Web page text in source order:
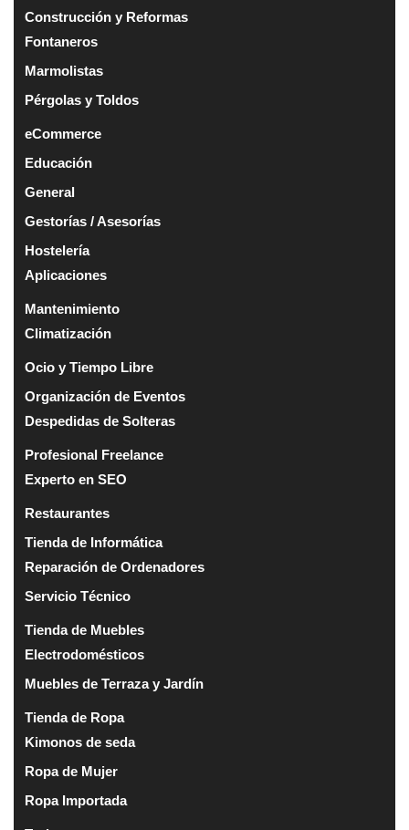
Construcción y Reformas
Fontaneros
Marmolistas
Pérgolas y Toldos
eCommerce
Educación
General
Gestorías / Asesorías
Hostelería
Aplicaciones
Mantenimiento
Climatización
Ocio y Tiempo Libre
Organización de Eventos
Despedidas de Solteras
Profesional Freelance
Experto en SEO
Restaurantes
Tienda de Informática
Reparación de Ordenadores
Servicio Técnico
Tienda de Muebles
Electrodomésticos
Muebles de Terraza y Jardín
Tienda de Ropa
Kimonos de seda
Ropa de Mujer
Ropa Importada